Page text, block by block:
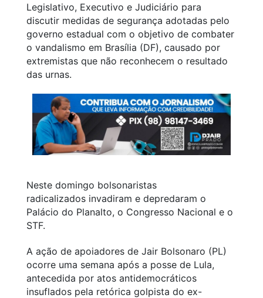
Legislativo, Executivo e Judiciário para
discutir medidas de segurança adotadas pelo
governo estadual com o objetivo de combater
o vandalismo em Brasília (DF), causado por
extremistas que não reconhecem o resultado
das urnas.
Neste domingo bolsonaristas
radicalizados invadiram e depredaram o
Palácio do Planalto, o Congresso Nacional e o
STF.
A ação de apoiadores de Jair Bolsonaro (PL)
ocorre uma semana após a posse de Lula,
antecedida por atos antidemocráticos
insuflados pela retórica golpista do ex-